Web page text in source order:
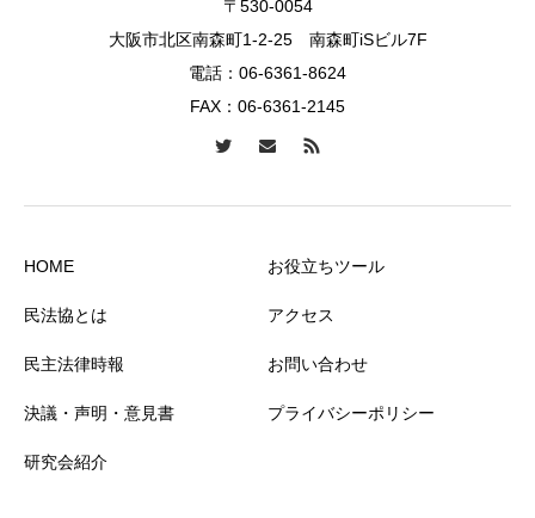
〒530-0054
大阪市北区南森町1-2-25 南森町iSビル7F
電話： 06-6361-8624
FAX：06-6361-2145
HOME
民法協とは
民主法律時報
決議・声明・意見書
研究会紹介
お役立ちツール
アクセス
お問い合わせ
プライバシーポリシー